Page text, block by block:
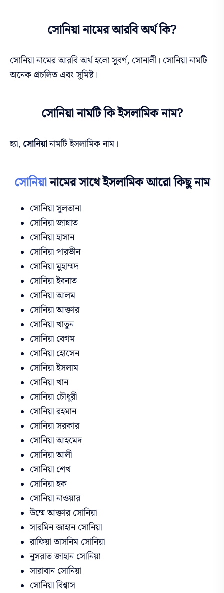
সোনিয়া নামের আরবি অর্থ কি?
সোনিয়া নামের আরবি অর্থ হলো সুবর্ণ, সোনালী। সোনিয়া নামটি
অনেক প্রচলিত এবং সুমিষ্ট।
সোনিয়া নামটি কি ইসলামিক নাম?
হ্যা, সোনিয়ানামটি ইসলামিক নাম।
সোনিয়ানামের সাথে ইসলামিক আরো কিছু নাম
সোনিয়া সুলতানা
সোনিয়া জান্নাত
সোনিয়া হাসান
সোনিয়া পারভীন
সোনিয়া মুহাম্মদ
সোনিয়া ইবনাত
সোনিয়া আলম
সোনিয়া আক্তার
সোনিয়া খাতুন
সোনিয়া বেগম
সোনিয়া হোসেন
সোনিয়া ইসলাম
সোনিয়া খান
সোনিয়া চৌধুরী
সোনিয়া রহমান
সোনিয়া সরকার
সোনিয়া আহমেদ
সোনিয়া আলী
সোনিয়া শেখ
সোনিয়া হক
সোনিয়া নাওয়ার
উম্মে আক্তার সোনিয়া
সারমিন জাহান সোনিয়া
রাফিয়া তাসনিম সোনিয়া
নুসরাত জাহান সোনিয়া
সারাবান সোনিয়া
সোনিয়া বিশ্বাস